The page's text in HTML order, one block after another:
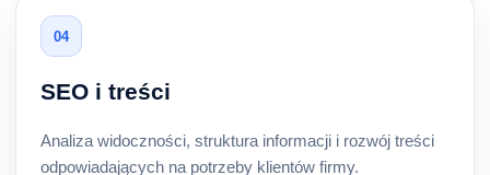
04
SEO i treści
Analiza widoczności, struktura informacji i rozwój treści
odpowiadających na potrzeby klientów firmy.